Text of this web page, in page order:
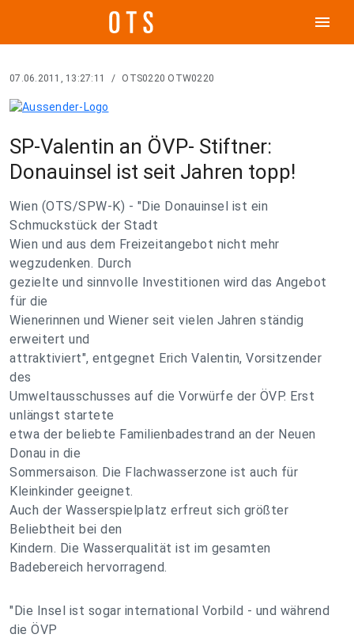
menu
07.06.2011, 13:27:11 / OTS0220 OTW0220
SP-Valentin an ÖVP- Stiftner:
Donauinsel ist seit Jahren topp!
Wien (OTS/SPW-K) - "Die Donauinsel ist ein
Schmuckstück der Stadt
Wien und aus dem Freizeitangebot nicht mehr
wegzudenken. Durch
gezielte und sinnvolle Investitionen wird das Angebot
für die
Wienerinnen und Wiener seit vielen Jahren ständig
erweitert und
attraktiviert", entgegnet Erich Valentin, Vorsitzender
des
Umweltausschusses auf die Vorwürfe der ÖVP. Erst
unlängst startete
etwa der beliebte Familienbadestrand an der Neuen
Donau in die
Sommersaison. Die Flachwasserzone ist auch für
Kleinkinder geeignet.
Auch der Wasserspielplatz erfreut sich größter
Beliebtheit bei den
Kindern. Die Wasserqualität ist im gesamten
Badebereich hervorragend.
"Die Insel ist sogar international Vorbild - und während
die ÖVP